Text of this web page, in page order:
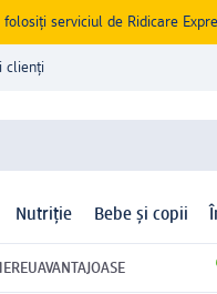
serviciul de Ridicare
clienți
Nutriție Bebe și copii